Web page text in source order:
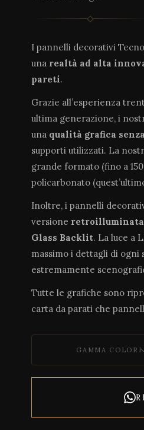
I pannelli decorativi
una realtà ad alta
pareti.
Grazie all’esperienza
ultima generazione, i
una qualità grafica
supporti utilizzati. La
grande formato (fino a
policarbonato
Inoltre, i pannelli
versione retroilluminata
Glass Backlit. La luce a
massimo i dettagli di
estremamente
Tutte le grafiche sono
carta da parati che
GAMMA COLORI